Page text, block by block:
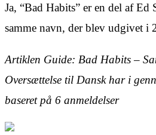
Ja, “Bad Habits” er en del af Ed
samme navn, der blev udgivet i
Artiklen Guide: Bad Habits –
Oversættelse til Dansk har i
baseret på 6 anmeldelser